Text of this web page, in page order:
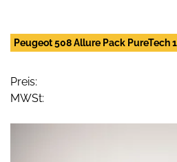
Peugeot 508 Allure Pack PureTech
Preis:
MWSt: